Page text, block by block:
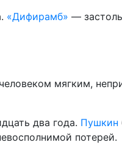
«Дифирамб» —
мягким,
два года. Пушкин
потерей.